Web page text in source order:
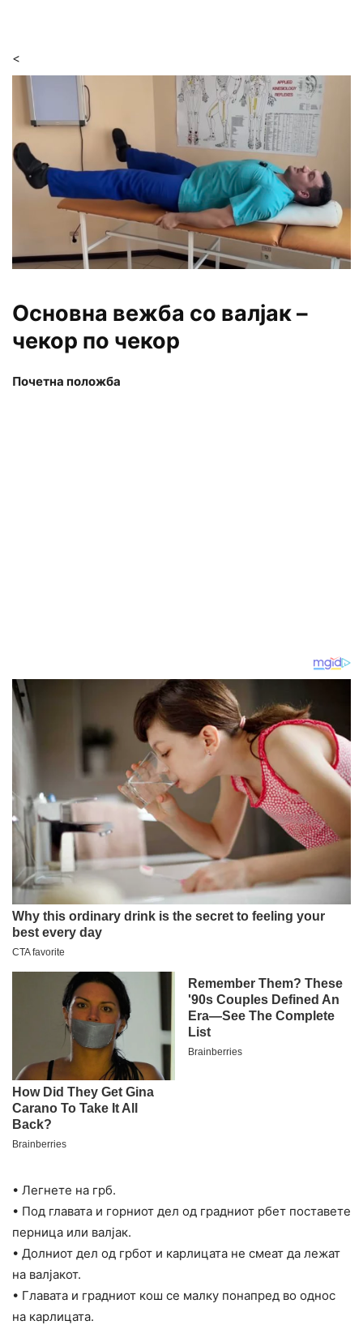
<
Основна вежба со валјак –
чекор по чекор
Почетна положба
• Легнете на грб.
• Под главата и горниот дел од градниот рбет поставете
перница или валјак.
• Долниот дел од грбот и карлицата не смеат да лежат
на валјакот.
• Главата и градниот кош се малку понапред во однос
на карлицата.